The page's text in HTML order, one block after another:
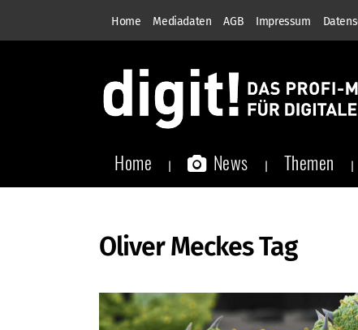
Home Mediadaten AGB Impressum
Home News Themen
Oliver Meckes Tag